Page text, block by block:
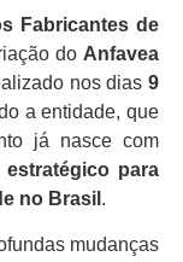
Fabricantes de
do Anfavea
nos dias 9
a entidade, que
já nasce com
para
no Brasil .
mudanças